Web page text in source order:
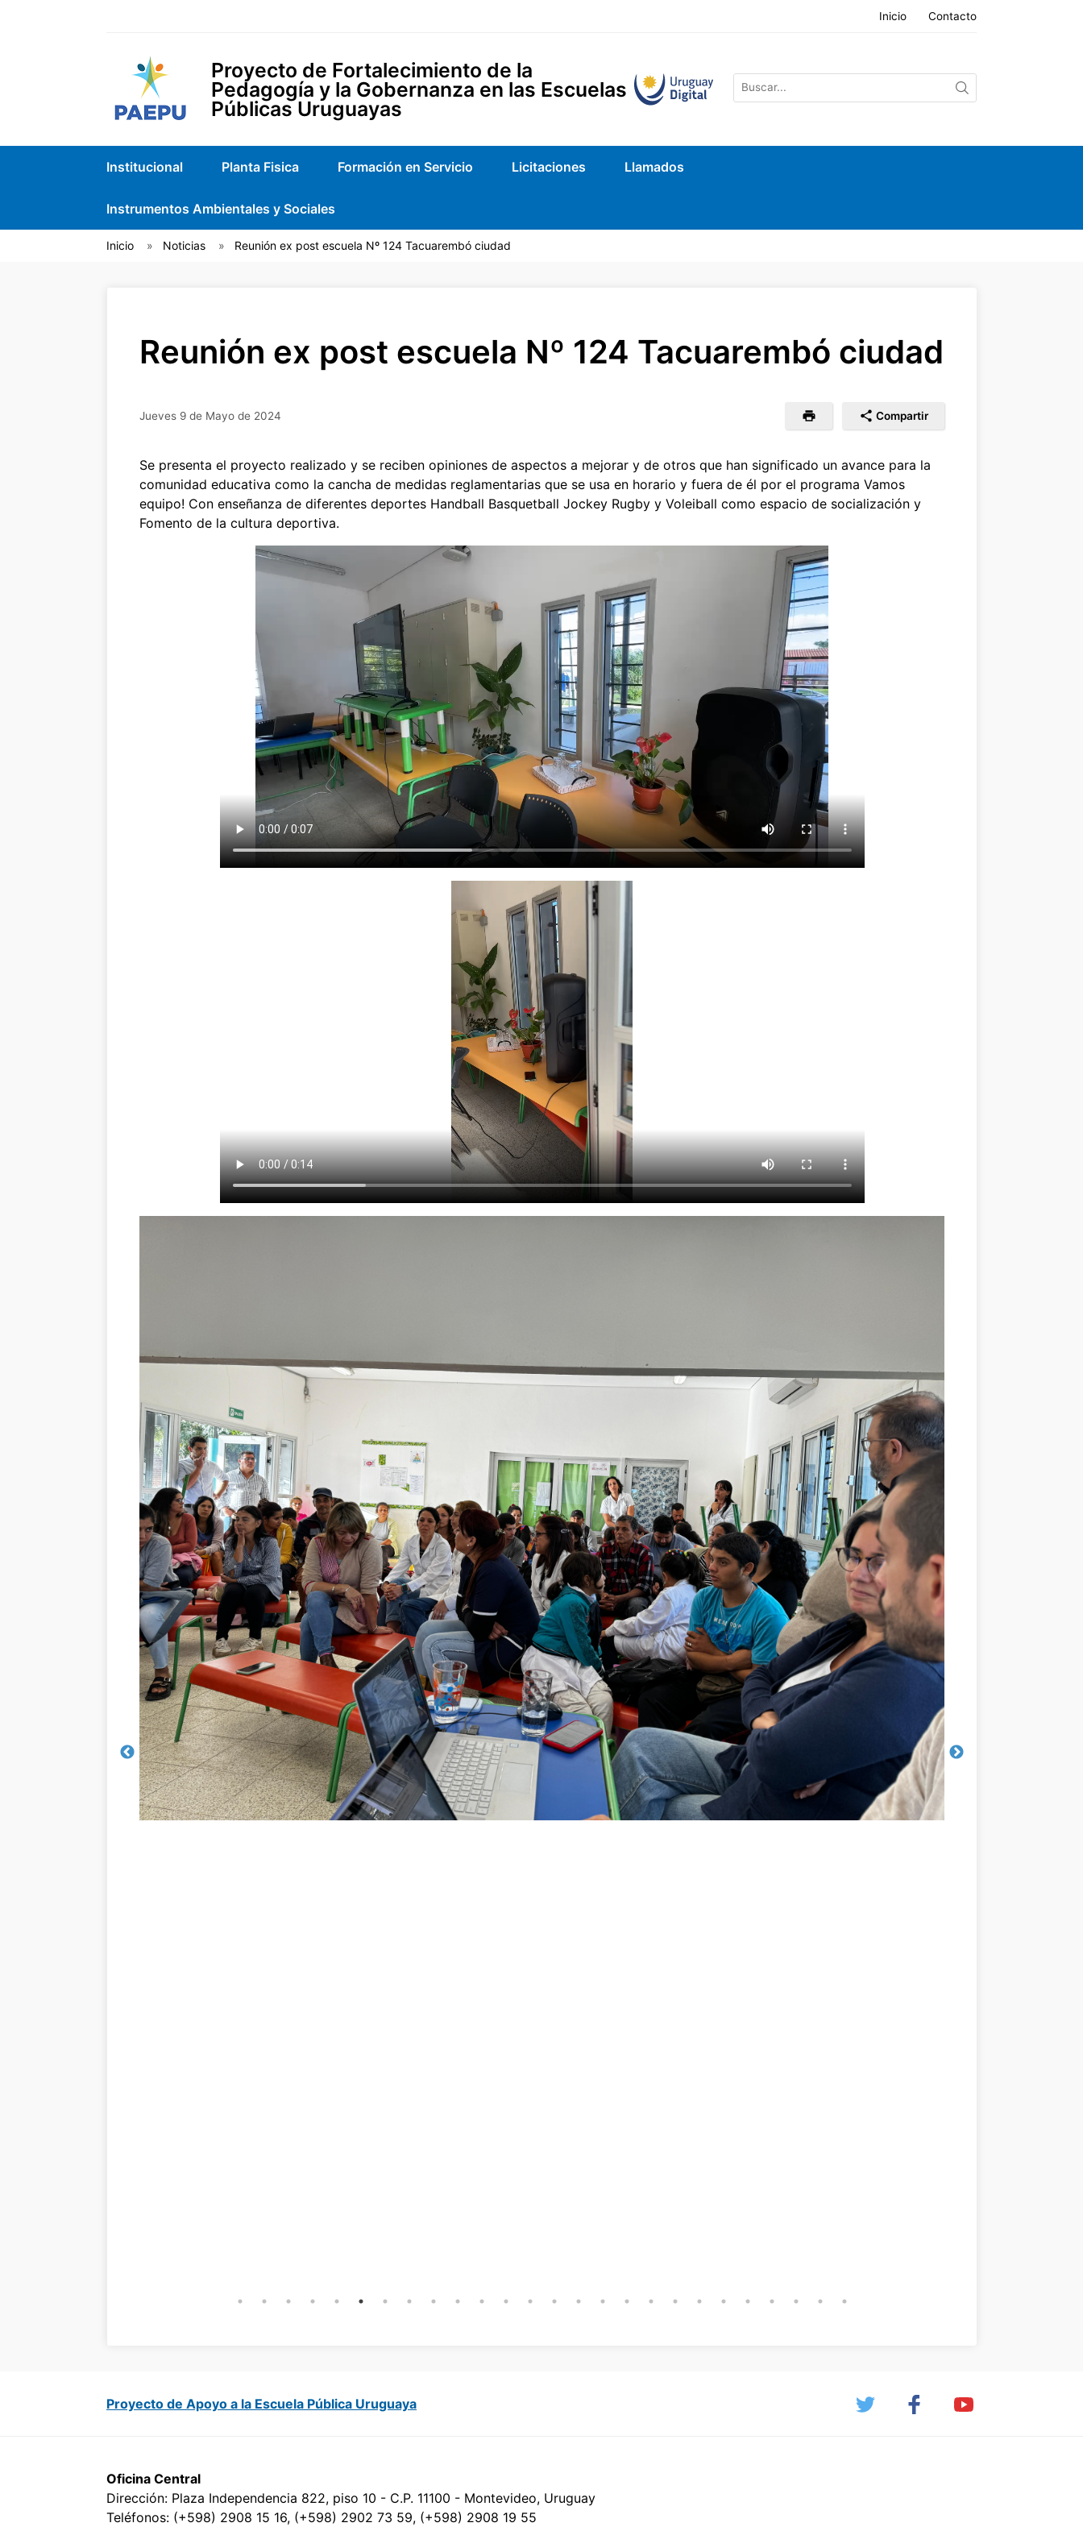
Inicio Contacto
Proyecto de Fortalecimiento de la
Pedagogía y la Gobernanza en las Escuelas
Públicas Uruguayas
Institucional Planta Fisica Formación en Servicio Licitaciones Llamados
Instrumentos Ambientales y Sociales
Inicio Noticias Reunión ex post escuela Nº 124 Tacuarembó ciudad
Reunión ex post escuela Nº 124 Tacuarembó ciudad
Jueves 9 de Mayo de 2024 Compartir
Se presenta el proyecto realizado y se reciben opiniones de aspectos a mejorar y de otros que han significado un avance para la
comunidad educativa como la cancha de medidas reglamentarias que se usa en horario y fuera de él por el programa Vamos
equipo! Con enseñanza de diferentes deportes Handball Basquetball Jockey Rugby y Voleiball como espacio de socialización y
Fomento de la cultura deportiva.
Proyecto de Apoyo a la Escuela Pública Uruguaya
Oficina Central
Dirección: Plaza Independencia 822, piso 10 - C.P. 11100 - Montevideo, Uruguay
Teléfonos: (+598) 2908 15 16, (+598) 2902 73 59, (+598) 2908 19 55